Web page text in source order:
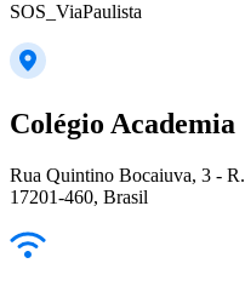
SOS_ViaPaulista
Colégio Academia
Rua Quintino Bocaiuva, 3 -
17201-460, Brasil